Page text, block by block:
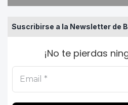
Suscribirse a la Newsletter de
¡No te pierdas